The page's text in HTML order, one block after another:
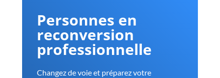
Personnes en
reconversion
professionnelle
Changez de voie et préparez votre